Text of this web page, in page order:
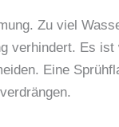
Zu viel
verhindert. Es
Eine